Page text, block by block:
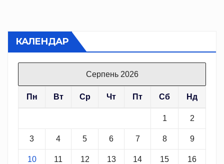
КАЛЕНДАР
Серпень 2026
Пн Вт Ср Чт Пт Сб Нд
1 2
3 4 5 6 7 8 9
10 11 12 13 14 15 16